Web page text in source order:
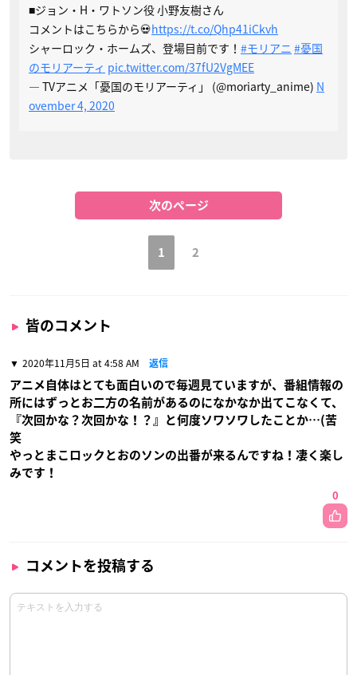
■ジョン・H・ワトソン役 小野友樹さん
コメントはこちらから💀https://t.co/Qhp41iCkvh
シャーロック・ホームズ、登場目前です！ #モリアニ #憂国
のモリアーティ pic.twitter.com/37fU2VgMEE
— TVアニメ「憂国のモリアーティ」 (@moriarty_anime) N
ovember 4, 2020
次のページ
1 2
皆のコメント
2020年11月5日 at 4:58 AM 返信
アニメ自体はとても面白いので毎週見ていますが、番組情報の
所にはずっとお二方の名前があるのになかなか出てこなくて、
『次回かな？次回かな！？』と何度ソワソワしたことか…(苦
笑
やっとまこロックとおのソンの出番が来るんですね！凄く楽し
みです！
0
コメントを投稿する